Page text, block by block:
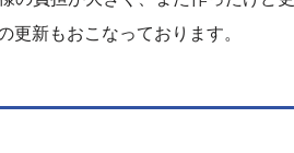
更新もおこなっております。